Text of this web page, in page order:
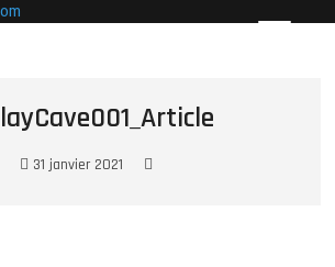
Chris-lagocki.com
CES PAGES POUR PRÉSENTER QUELQUES-UNES
31 janvier 2021